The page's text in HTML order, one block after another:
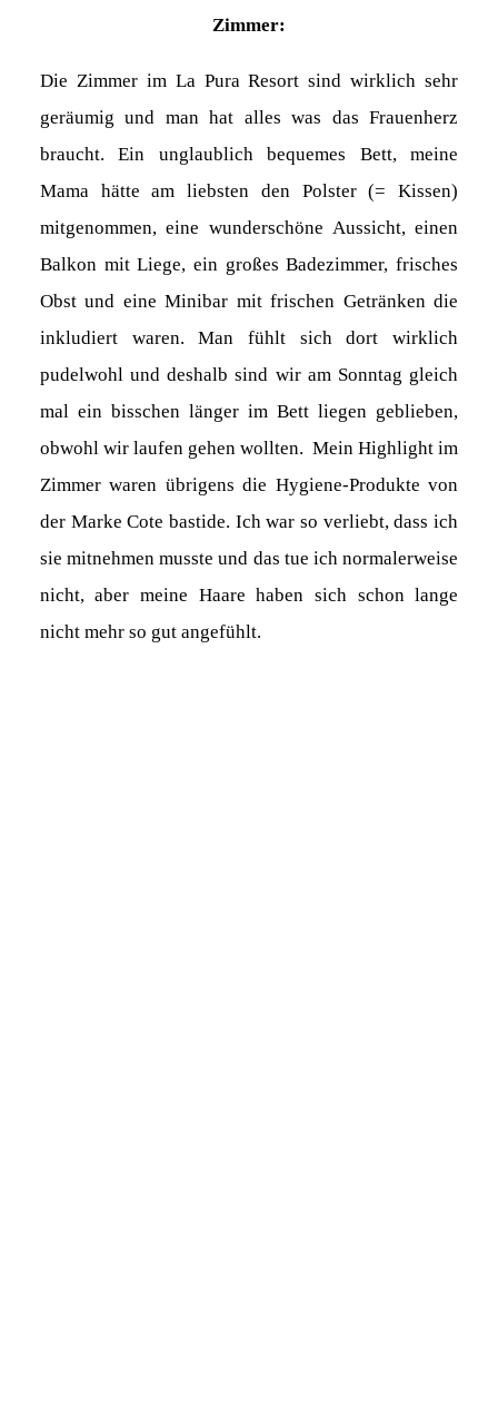
Zimmer:
Die Zimmer im La Pura Resort sind wirklich sehr
geräumig und man hat alles was das Frauenherz
braucht. Ein unglaublich bequemes Bett, meine
Mama hätte am liebsten den Polster (= Kissen)
mitgenommen, eine wunderschöne Aussicht, einen
Balkon mit Liege, ein großes Badezimmer, frisches
Obst und eine Minibar mit frischen Getränken die
inkludiert waren. Man fühlt sich dort wirklich
pudelwohl und deshalb sind wir am Sonntag gleich
mal ein bisschen länger im Bett liegen geblieben,
obwohl wir laufen gehen wollten. Mein Highlight im
Zimmer waren übrigens die Hygiene-Produkte von
der Marke Cote bastide. Ich war so verliebt, dass ich
sie mitnehmen musste und das tue ich normalerweise
nicht, aber meine Haare haben sich schon lange
nicht mehr so gut angefühlt.